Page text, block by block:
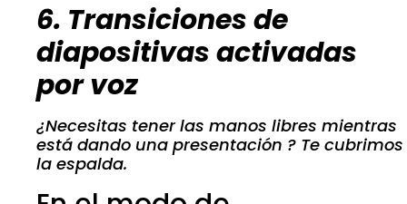
6. Transiciones de
diapositivas activadas
por voz
¿Necesitas tener las manos libres mientras
está dando una presentación ? Te cubrimos
la espalda.